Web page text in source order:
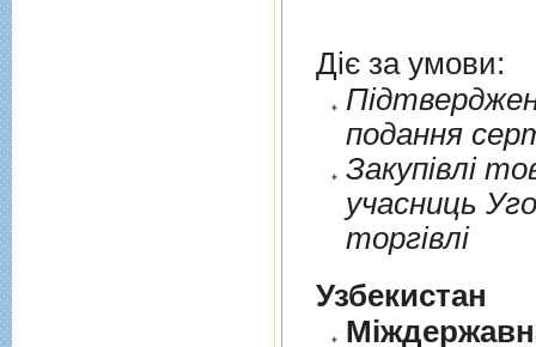
Діє за умови:
подання
Закупiвлi
учасниць
торгiвлi
Узбекистан